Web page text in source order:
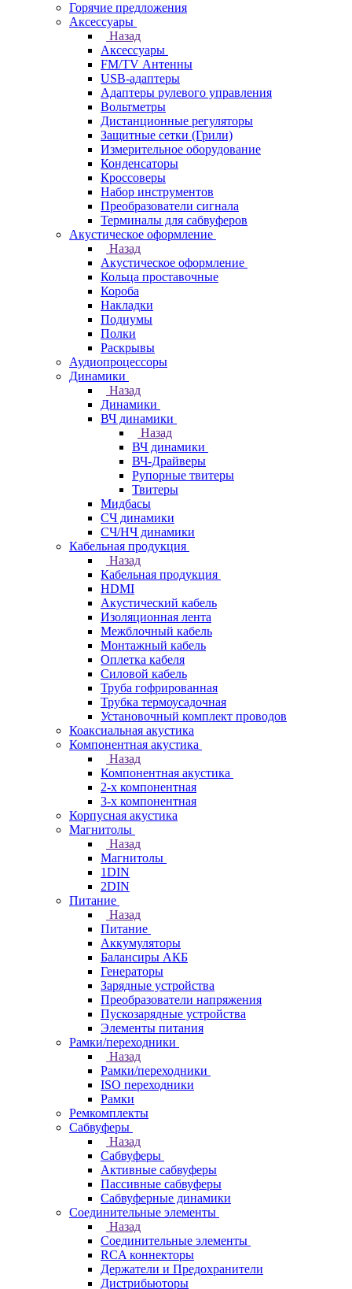
Горячие предложения
Аксессуары
Назад
Аксессуары
FM/TV Антенны
USB-адаптеры
Адаптеры рулевого управления
Вольтметры
Дистанционные регуляторы
Защитные сетки (Грили)
Измерительное оборудование
Конденсаторы
Кроссоверы
Набор инструментов
Преобразователи сигнала
Терминалы для сабвуферов
Акустическое оформление
Назад
Акустическое оформление
Кольца проставочные
Короба
Накладки
Подиумы
Полки
Раскрывы
Аудиопроцессоры
Динамики
Назад
Динамики
ВЧ динамики
Назад
ВЧ динамики
ВЧ-Драйверы
Рупорные твитеры
Твитеры
Мидбасы
СЧ динамики
СЧ/НЧ динамики
Кабельная продукция
Назад
Кабельная продукция
HDMI
Акустический кабель
Изоляционная лента
Межблочный кабель
Монтажный кабель
Оплетка кабеля
Силовой кабель
Труба гофрированная
Трубка термоусадочная
Установочный комплект проводов
Коаксиальная акустика
Компонентная акустика
Назад
Компонентная акустика
2-х компонентная
3-х компонентная
Корпусная акустика
Магнитолы
Назад
Магнитолы
1DIN
2DIN
Питание
Назад
Питание
Аккумуляторы
Балансиры АКБ
Генераторы
Зарядные устройства
Преобразователи напряжения
Пускозарядные устройства
Элементы питания
Рамки/переходники
Назад
Рамки/переходники
ISO переходники
Рамки
Ремкомплекты
Сабвуферы
Назад
Сабвуферы
Активные сабвуферы
Пассивные сабвуферы
Сабвуферные динамики
Соединительные элементы
Назад
Соединительные элементы
RCA коннекторы
Держатели и Предохранители
Дистрибьюторы